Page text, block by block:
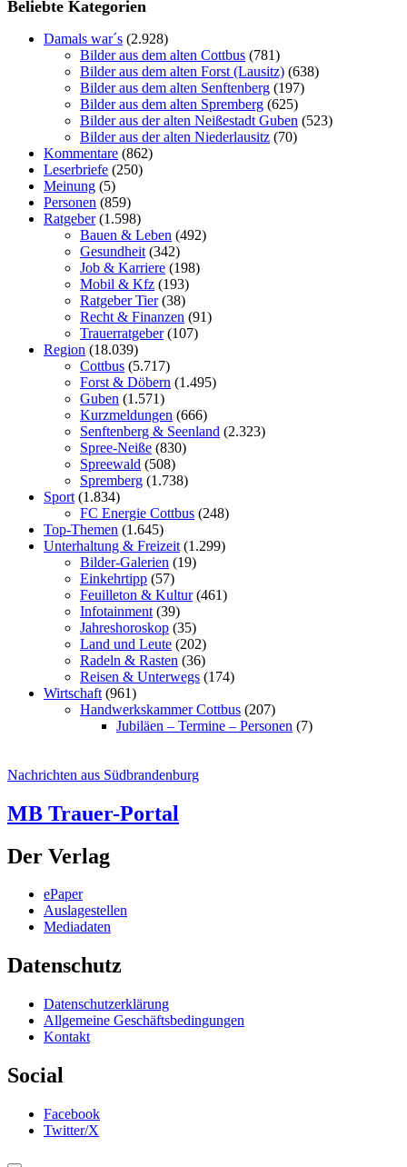
Beliebte Kategorien
Damals war´s (2.928)
Bilder aus dem alten Cottbus (781)
Bilder aus dem alten Forst (Lausitz) (638)
Bilder aus dem alten Senftenberg (197)
Bilder aus dem alten Spremberg (625)
Bilder aus der alten Neißestadt Guben (523)
Bilder aus der alten Niederlausitz (70)
Kommentare (862)
Leserbriefe (250)
Meinung (5)
Personen (859)
Ratgeber(1.598)
Bauen & Leben (492)
Gesundheit (342)
Job & Karriere (198)
Mobil & Kfz (193)
Ratgeber Tier(38)
Recht & Finanzen (91)
Trauerratgeber(107)
Region (18.039)
Cottbus (5.717)
Forst & Döbern (1.495)
Guben (1.571)
Kurzmeldungen (666)
Senftenberg & Seenland (2.323)
Spree-Neiße (830)
Spreewald (508)
Spremberg (1.738)
Sport (1.834)
FC Energie Cottbus (248)
Top-Themen (1.645)
Unterhaltung & Freizeit (1.299)
Bilder-Galerien (19)
Einkehrtipp (57)
Feuilleton & Kultur(461)
Infotainment (39)
Jahreshoroskop (35)
Land und Leute (202)
Radeln & Rasten (36)
Reisen & Unterwegs (174)
Wirtschaft (961)
Handwerkskammer Cottbus (207)
Jubiläen – Termine – Personen (7)
Nachrichten aus Südbrandenburg
MB Trauer-Portal
Der Verlag
ePaper
Auslagestellen
Mediadaten
Datenschutz
Datenschutzerklärung
Allgemeine Geschäftsbedingungen
Kontakt
Social
Facebook
Twitter/X